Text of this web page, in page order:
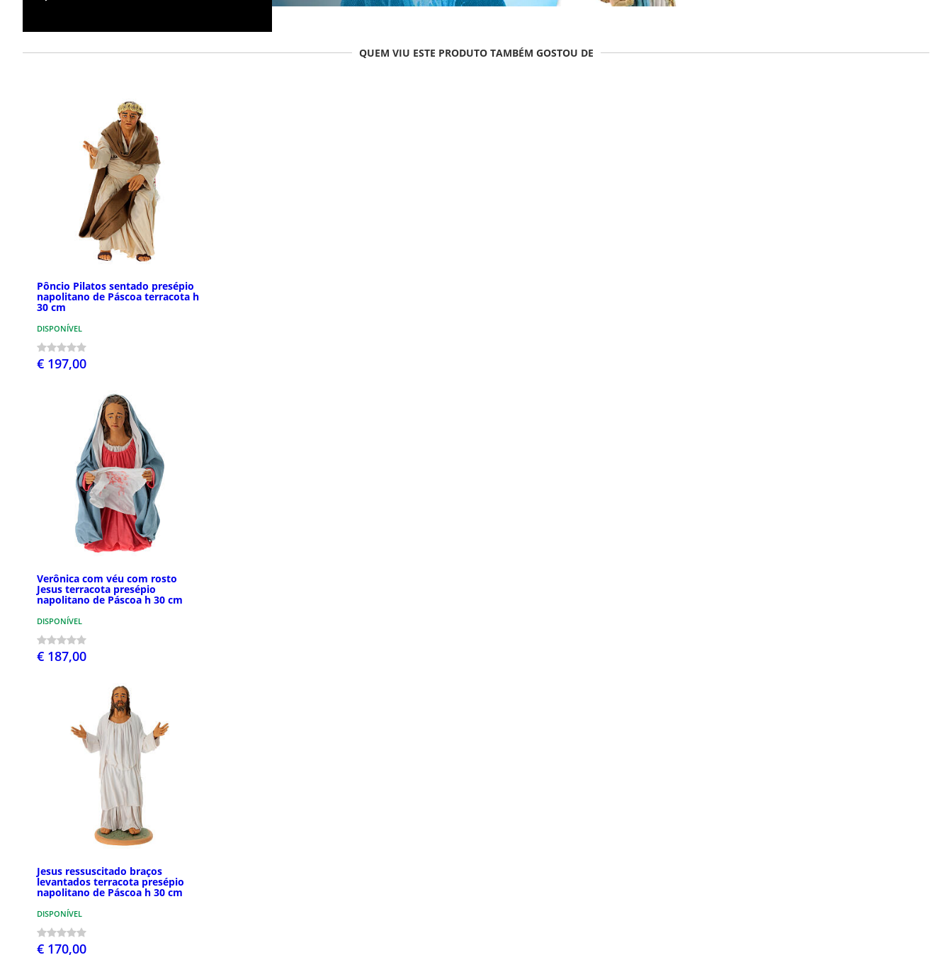
QUEM VIU ESTE PRODUTO TAMBÉM GOSTOU DE
Pôncio Pilatos sentado presépio
napolitano de Páscoa terracota h
30 cm
DISPONÍVEL
€ 197,00
Verônica com véu com rosto
Jesus terracota presépio
napolitano de Páscoa h 30 cm
DISPONÍVEL
€ 187,00
Jesus ressuscitado braços
levantados terracota presépio
napolitano de Páscoa h 30 cm
DISPONÍVEL
€ 170,00